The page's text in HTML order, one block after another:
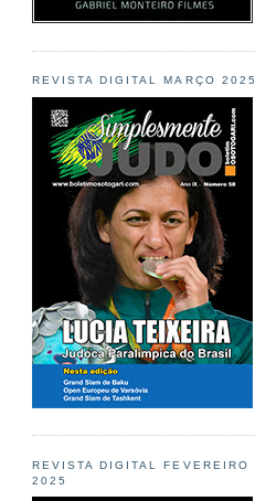
REVISTA DIGITAL MARÇO 2025
REVISTA DIGITAL FEVEREIRO
2025